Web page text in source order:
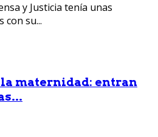
y Justicia tenía unas
con su...
la maternidad: entran